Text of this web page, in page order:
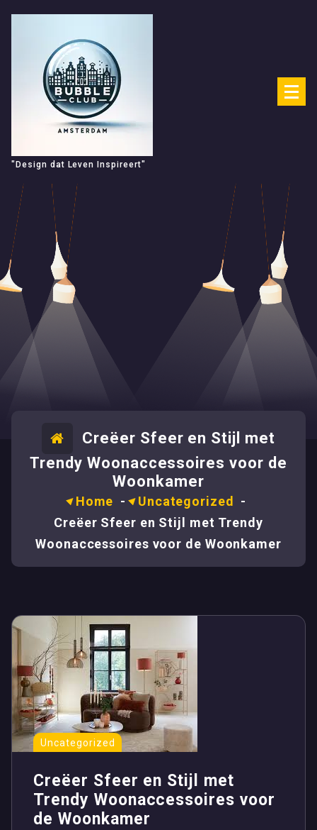
"Design dat Leven Inspireert"
Creëer Sfeer en Stijl met
Trendy Woonaccessoires voor de
Woonkamer
Home - Uncategorized -
Creëer Sfeer en Stijl met Trendy
Woonaccessoires voor de Woonkamer
Uncategorized
Creëer Sfeer en Stijl met
Trendy Woonaccessoires voor
de Woonkamer